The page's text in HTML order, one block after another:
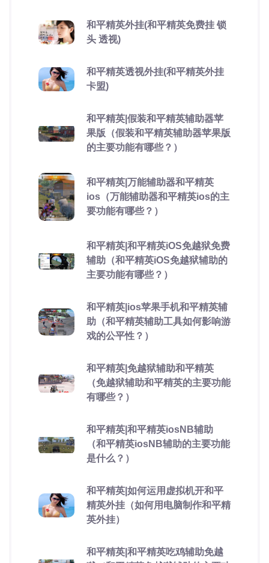
和平精英外挂(和平精英免费挂 锁
头 透视)
和平精英透视外挂(和平精英外挂
卡盟)
和平精英|假装和平精英辅助器苹
果版（假装和平精英辅助器苹果版
的主要功能有哪些？）
和平精英|万能辅助器和平精英
ios（万能辅助器和平精英ios的主
要功能有哪些？）
和平精英|和平精英iOS免越狱免费
辅助（和平精英iOS免越狱辅助的
主要功能有哪些？）
和平精英|ios苹果手机和平精英辅
助（和平精英辅助工具如何影响游
戏的公平性？）
和平精英|免越狱辅助和平精英
（免越狱辅助和平精英的主要功能
有哪些？）
和平精英|和平精英iosNB辅助
（和平精英iosNB辅助的主要功能
是什么？）
和平精英|如何运用虚拟机开和平
精英外挂（如何用电脑制作和平精
英外挂）
和平精英|和平精英吃鸡辅助免越